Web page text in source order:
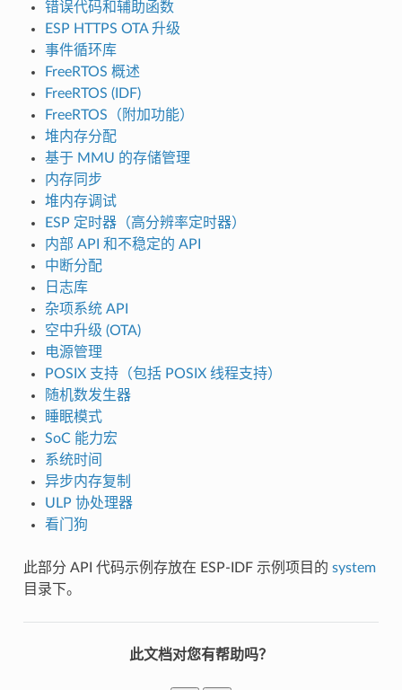
错误代码和辅助函数
ESP HTTPS OTA 升级
事件循环库
FreeRTOS 概述
FreeRTOS (IDF)
FreeRTOS（附加功能）
堆内存分配
基于 MMU 的存储管理
内存同步
堆内存调试
ESP 定时器（高分辨率定时器）
内部 API 和不稳定的 API
中断分配
日志库
杂项系统 API
空中升级 (OTA)
电源管理
POSIX 支持（包括 POSIX 线程支持）
随机数发生器
睡眠模式
SoC 能力宏
系统时间
异步内存复制
ULP 协处理器
看门狗
此部分 API 代码示例存放在 ESP-IDF 示例项目的 system
目录下。
此文档对您有帮助吗？